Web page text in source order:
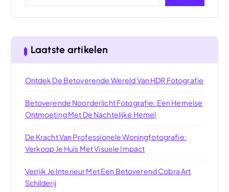
Laatste artikelen
Ontdek De Betoverende Wereld Van HDR Fotografie
Betoverende Noorderlicht Fotografie: Een Hemelse
Ontmoeting Met De Nachtelijke Hemel
De Kracht Van Professionele Woningfotografie:
Verkoop Je Huis Met Visuele Impact
Verrijk Je Interieur Met Een Betoverend Cobra Art
Schilderij